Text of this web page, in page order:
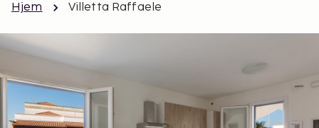
Hjem Villetta Raffaele